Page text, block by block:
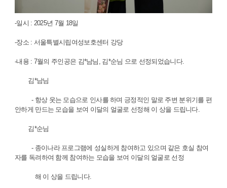
-일시 : 2025년 7월 18일
-장소 : 서울특별시립여성보호센터 강당
-내용 : 7월의 주인공은 김*남님, 김*순님 으로 선정되었습니다.
김*남님
- 항상 웃는 모습으로 인사를 하며 긍정적인 말로 주변 분위기를 편
안하게 만드는 모습을 보여 이달의 얼굴로 선정해 이 상을 드립니다.
김*순님
- 종이나라 프로그램에 성실하게 참여하고 있으며 같은 호실 참여
자를 독려하여 함께 참여하는 모습을 보여 이달의 얼굴로 선정
해 이 상을 드립니다.